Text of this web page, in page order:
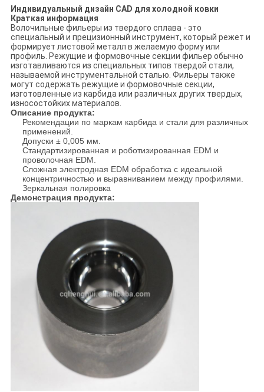
Индивидуальный дизайн CAD для холодной ковки
Краткая информация
Волочильные фильеры из твердого сплава - это
специальный и прецизионный инструмент, который режет и
формирует листовой металл в желаемую форму или
профиль. Режущие и формовочные секции фильер обычно
изготавливаются из специальных типов твердой стали,
называемой инструментальной сталью. Фильеры также
могут содержать режущие и формовочные секции,
изготовленные из карбида или различных других твердых,
износостойких материалов.
Описание продукта:
Рекомендации по маркам карбида и стали для различных
применений.
Допуски ± 0,005 мм.
Стандартизированная и роботизированная EDM и
проволочная EDM.
Сложная электродная EDM обработка с идеальной
концентричностью и выравниванием между профилями.
Зеркальная полировка
Демонстрация продукта: